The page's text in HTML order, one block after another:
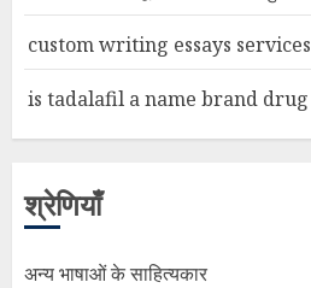
custom writing essays services
is tadalafil a name brand drug
श्रेणियाँ
अन्य भाषाओं के साहित्यकार